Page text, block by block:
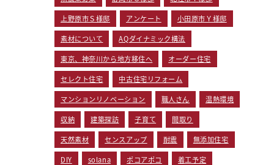
上野原市Ｓ様邸 アンケート 小田原市Ｙ様邸
素材について AQダイナミック構法
東京、神奈川から地方移住へ オーダー住宅
セレクト住宅 中古住宅リフォーム
マンションリノベーション 職人さん 温熱環境
収納 建築探訪 子育て 間取り
天然素材 センスアップ 耐震 無添加住宅
DIY solana ポコアポコ 着工予定